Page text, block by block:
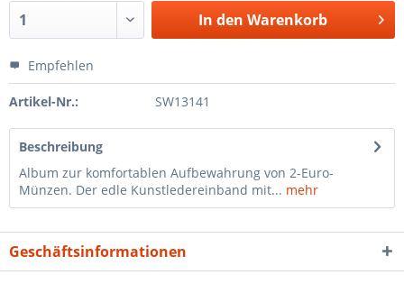
In den Warenkorb
Empfehlen
Artikel-Nr.: SW13141
Beschreibung
Album zur komfortablen Aufbewahrung von 2-Euro-
Münzen. Der edle Kunstledereinband mit... mehr
Geschäftsinformationen